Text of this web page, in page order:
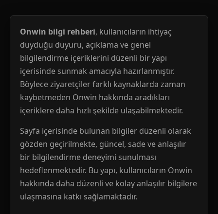
Onwin bilgi rehberi, kullanıcıların ihtiyaç
duyduğu duyuru, açıklama ve genel
bilgilendirme içeriklerini düzenli bir yapı
içerisinde sunmak amacıyla hazırlanmıştır.
Böylece ziyaretçiler farklı kaynaklarda zaman
kaybetmeden Onwin hakkında aradıkları
içeriklere daha hızlı şekilde ulaşabilmektedir.
Sayfa içerisinde bulunan bilgiler düzenli olarak
gözden geçirilmekte, güncel, sade ve anlaşılır
bir bilgilendirme deneyimi sunulması
hedeflenmektedir. Bu yapı, kullanıcıların Onwin
hakkında daha düzenli ve kolay anlaşılır bilgilere
ulaşmasına katkı sağlamaktadır.